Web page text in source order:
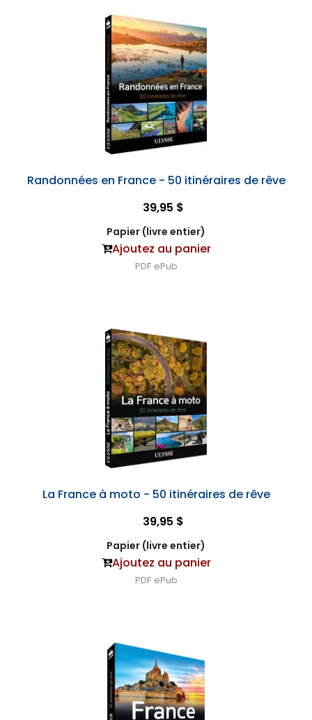
Randonnées en France - 50 itinéraires de rêve
39,95 $
Papier (livre entier)
Ajoutez au panier
PDF ePub
La France à moto - 50 itinéraires de rêve
39,95 $
Papier (livre entier)
Ajoutez au panier
PDF ePub